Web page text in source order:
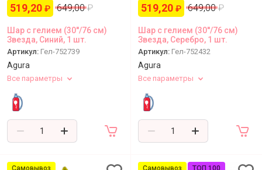
519,20 ₽ 649,00 ₽
Шар с гелием (30''/76 см)
Звезда, Синий, 1 шт.
Артикул: Гел-752739
Agura
Все параметры
519,20 ₽ 649,00 ₽
Шар с гелием (30''/76 см)
Звезда, Серебро, 1 шт.
Артикул: Гел-752432
Agura
Все параметры
Самовывоз Самовывоз ТОП 100